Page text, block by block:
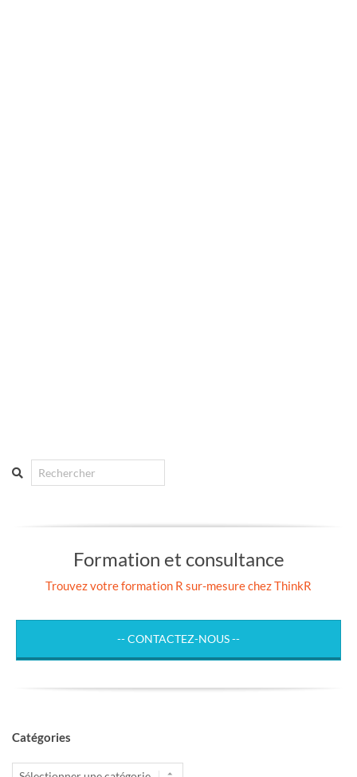
Search
Formation et consultance
Trouvez votre formation R sur-mesure chez ThinkR
-- CONTACTEZ-NOUS --
Catégories
Catégories